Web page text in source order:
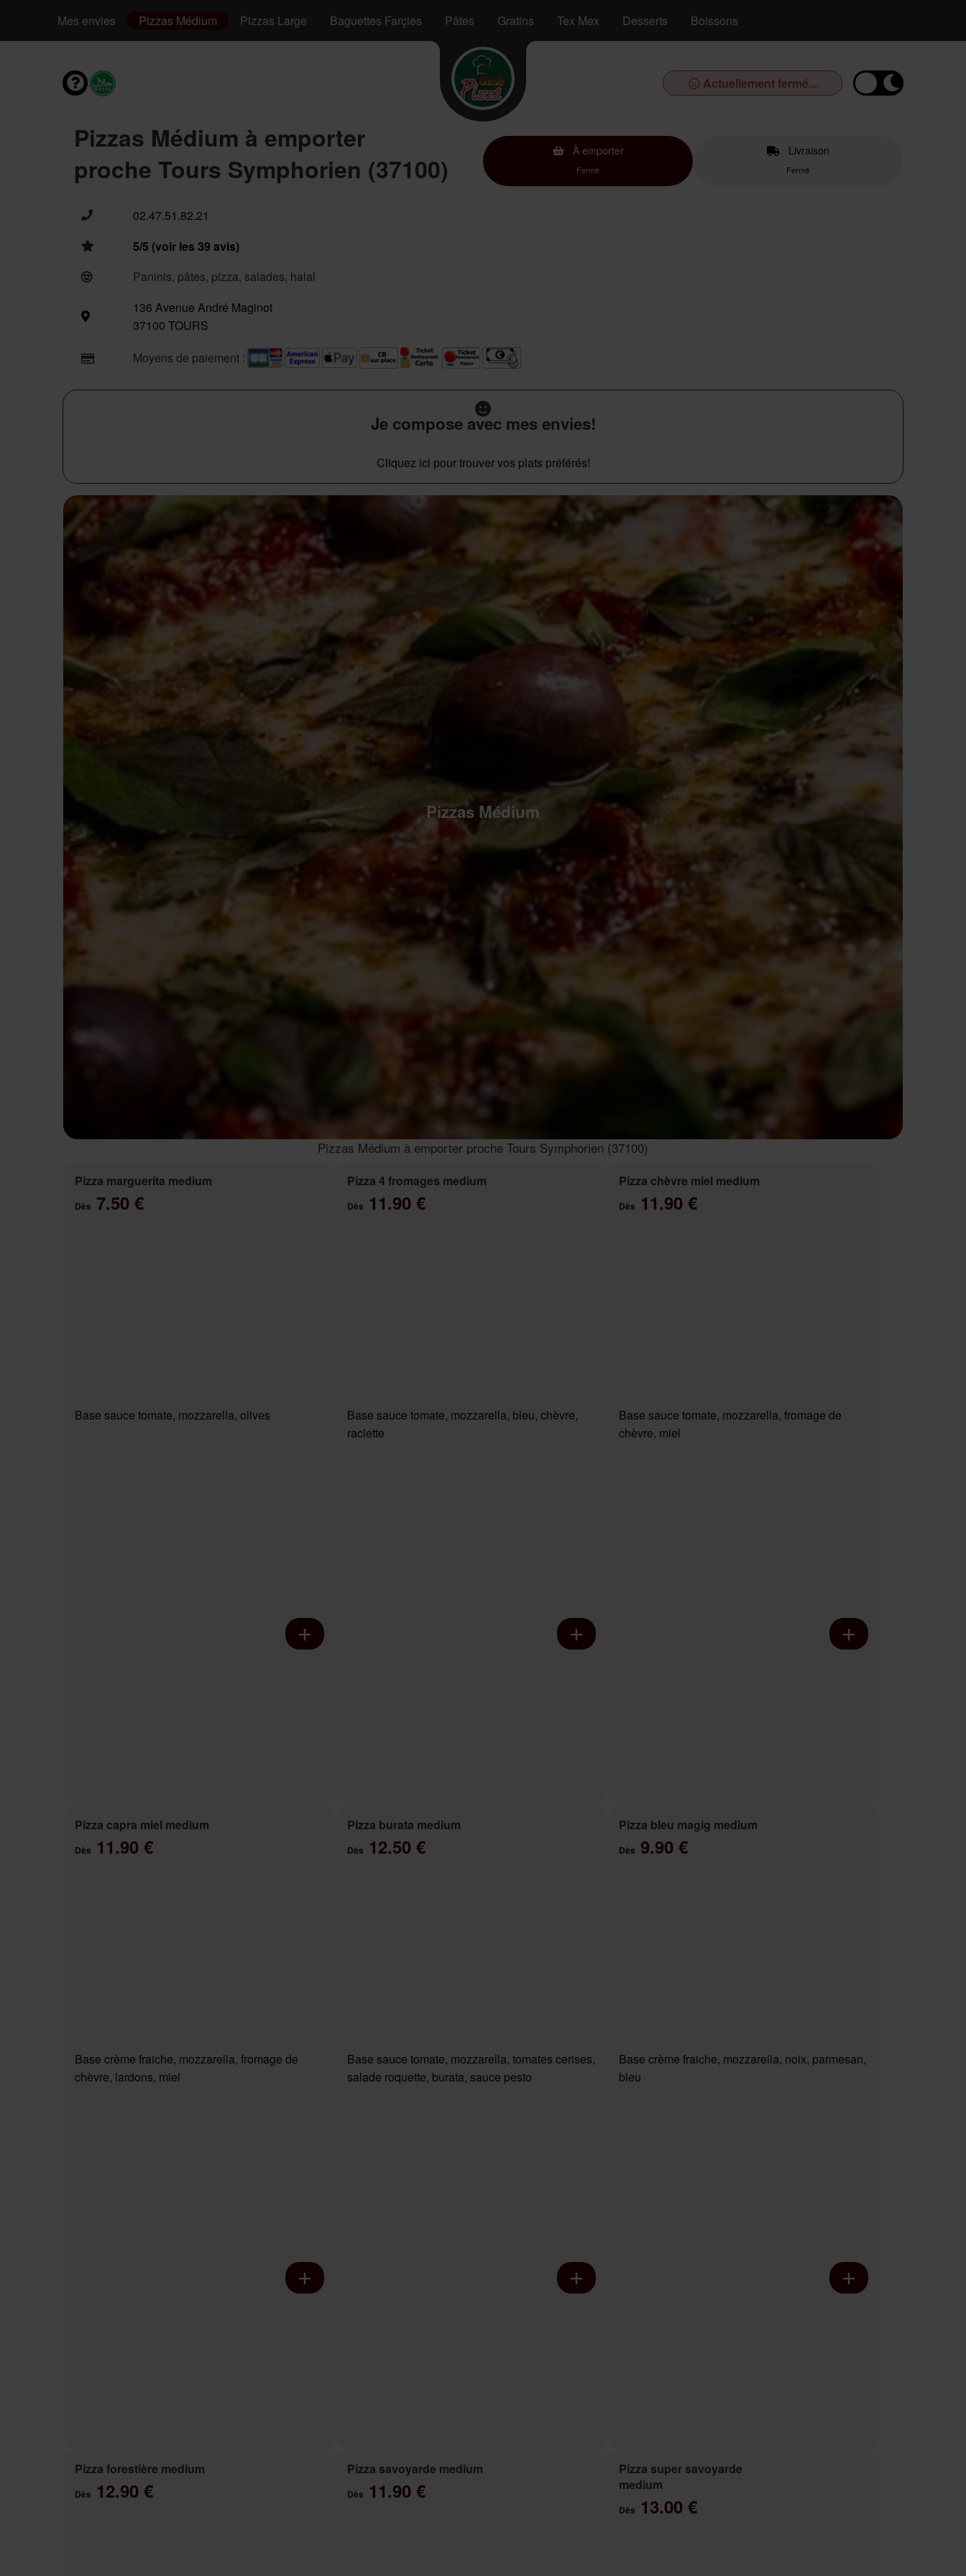
Mes envies Pizzas Médium Pizzas Large Baguettes Farçies Pâtes Gratins Tex Mex Desserts Boissons
Actuellement fermé...
Pizzas Médium à emporter
proche Tours Symphorien (37100)
À emporter
Fermé
Livraison
Fermé
02.47.51.82.21
5/5 (voir les 39 avis)
Paninis, pâtes, pizza, salades, halal
136 Avenue André Maginot
37100 TOURS
Moyens de paiement :
Je compose avec mes envies!
Cliquez ici pour trouver vos plats préférés!
Pizzas Médium
Pizzas Médium à emporter proche Tours Symphorien (37100)
Pizza marguerita medium
Dès 7.50 €
Base sauce tomate, mozzarella, olives
Pizza 4 fromages medium
Dès 11.90 €
Base sauce tomate, mozzarella, bleu, chèvre,
raclette
Pizza chèvre miel medium
Dès 11.90 €
Base sauce tomate, mozzarella, fromage de
chèvre, miel
Pizza capra miel medium
Dès 11.90 €
Base crème fraiche, mozzarella, fromage de
chèvre, lardons, miel
Pizza burata medium
Dès 12.50 €
Base sauce tomate, mozzarella, tomates cerises,
salade roquette, burata, sauce pesto
Pizza bleu magig medium
Dès 9.90 €
Base crème fraiche, mozzarella, noix, parmesan,
bleu
Pizza forestière medium
Dès 12.90 €
Pizza savoyarde medium
Dès 11.90 €
Pizza super savoyarde
medium
Dès 13.00 €